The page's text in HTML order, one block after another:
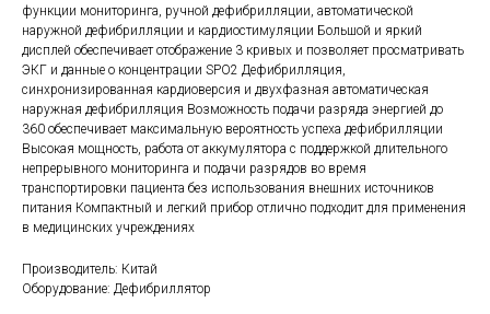
функции мониторинга, ручной дефибрилляции, автоматической
наружной дефибрилляции и кардиостимуляции Большой и яркий
дисплей обеспечивает отображение 3 кривых и позволяет просматривать
ЭКГ и данные о концентрации SPO2 Дефибрилляция,
синхронизированная кардиоверсия и двухфазная автоматическая
наружная дефибрилляция Возможность подачи разряда энергией до
360 обеспечивает максимальную вероятность успеха дефибрилляции
Высокая мощность, работа от аккумулятора с поддержкой длительного
непрерывного мониторинга и подачи разрядов во время
транспортировки пациента без использования внешних источников
питания Компактный и легкий прибор отлично подходит для применения
в медицинских учреждениях
Производитель: Китай
Оборудование: Дефибриллятор